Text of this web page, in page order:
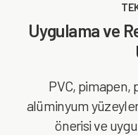
Uygulama ve
PVC, pimapen,
alüminyum
önerisi ve